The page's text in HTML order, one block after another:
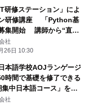
研修ステーション」によ
研修講座 「Python基
集開始 講師から“直
ライン研修＋成果発
ム品評会
社
26日 10:30
本語学校AOJランゲージ
時間で基礎を修了できる
集中日本語コース」を提
社